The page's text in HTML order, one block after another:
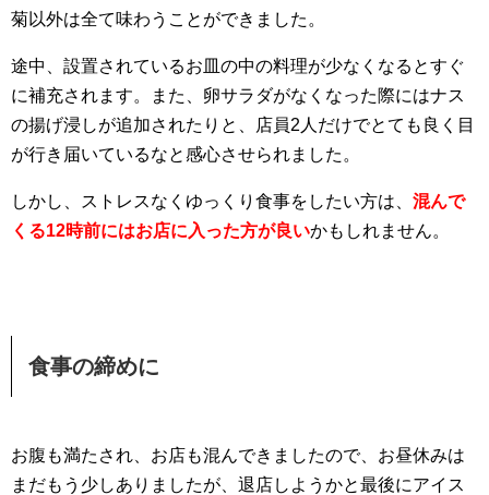
菊以外は全て味わうことができました。
途中、設置されているお皿の中の料理が少なくなるとすぐ
に補充されます。また、卵サラダがなくなった際にはナス
の揚げ浸しが追加されたりと、店員2人だけでとても良く目
が行き届いているなと感心させられました。
しかし、ストレスなくゆっくり食事をしたい方は、 混んで
くる12時前にはお店に入った方が良いかもしれません。
食事の締めに
お腹も満たされ、お店も混んできましたので、お昼休みは
まだもう少しありましたが、退店しようかと最後にアイス